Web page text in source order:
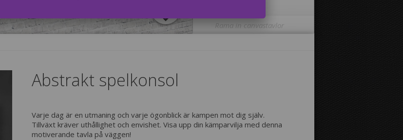
Skriva ut bilden på kanterna av din
canvastavla:
Rama in canvastavlor
Abstrakt spelkonsol
Varje dag är en utmaning och varje ögonblick är kampen mot dig själv.
Tillväxt kräver uthållighet och envishet. Visa upp din kämparvilja med denna
motiverande tavla på väggen!